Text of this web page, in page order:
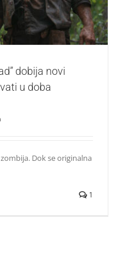
dobija novi
u doba
Dok se originalna
1